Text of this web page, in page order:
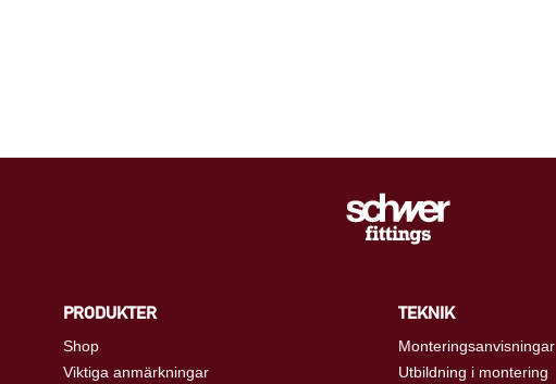
PRODUKTER
Shop
Viktiga anmärkningar
TEKNIK
Monteringsanvisningar
Utbildning i montering